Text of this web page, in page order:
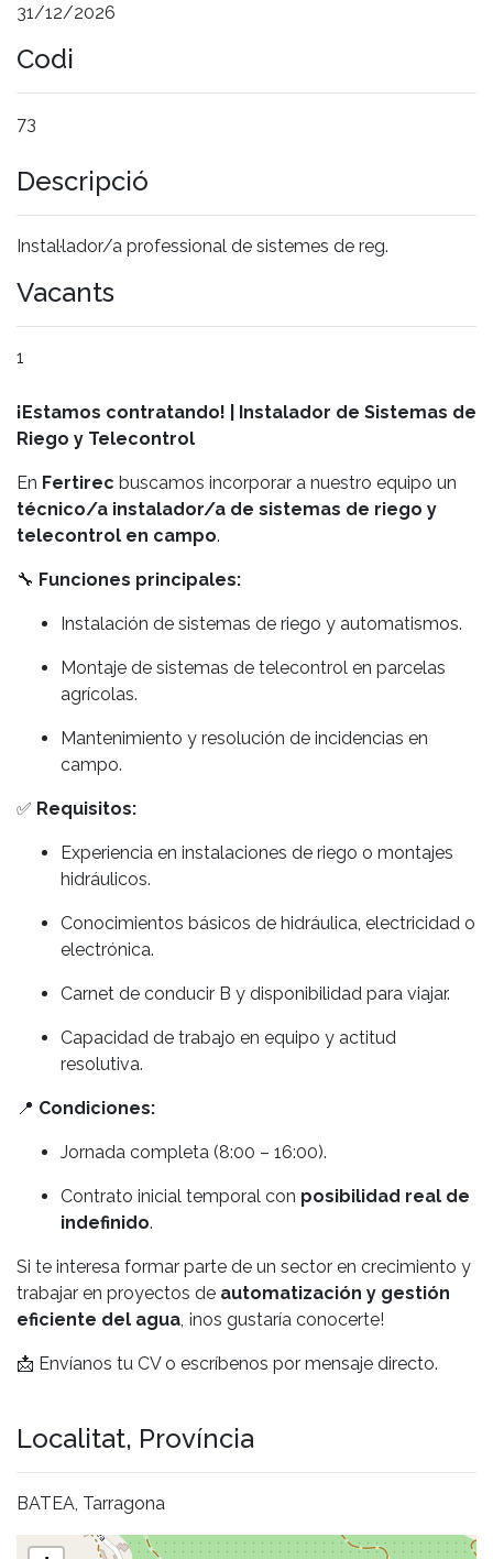
31/12/2026
Codi
73
Descripció
Instal·lador/a professional de sistemes de reg.
Vacants
1
¡Estamos contratando! | Instalador de Sistemas de
Riego y Telecontrol
En Fertirec buscamos incorporar a nuestro equipo un
técnico/a instalador/a de sistemas de riego y
telecontrol en campo.
🔧 Funciones principales:
Instalación de sistemas de riego y automatismos.
Montaje de sistemas de telecontrol en parcelas
agrícolas.
Mantenimiento y resolución de incidencias en
campo.
✅ Requisitos:
Experiencia en instalaciones de riego o montajes
hidráulicos.
Conocimientos básicos de hidráulica, electricidad o
electrónica.
Carnet de conducir B y disponibilidad para viajar.
Capacidad de trabajo en equipo y actitud
resolutiva.
📍 Condiciones:
Jornada completa (8:00 – 16:00).
Contrato inicial temporal con posibilidad real de
indefinido.
Si te interesa formar parte de un sector en crecimiento y
trabajar en proyectos de automatización y gestión
eficiente del agua , ¡nos gustaría conocerte!
📩 Envíanos tu CV o escríbenos por mensaje directo.
Localitat, Província
BATEA, Tarragona